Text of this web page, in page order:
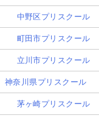
中野区プリスクール
町田市プリスクール
立川市プリスクール
神奈川県プリスクール
茅ヶ崎プリスクール